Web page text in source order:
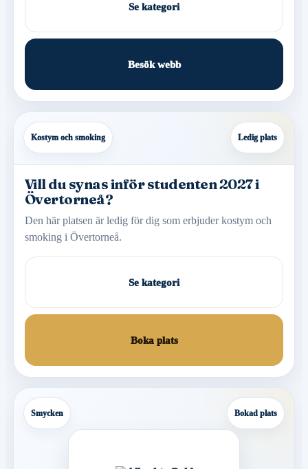
Se kategori
Besök webb
Kostym och smoking Ledig plats
Vill du synas inför studenten 2027 i
Övertorneå?
Den här platsen är ledig för dig som erbjuder kostym och
smoking i Övertorneå.
Se kategori
Boka plats
Smycken Bokad plats